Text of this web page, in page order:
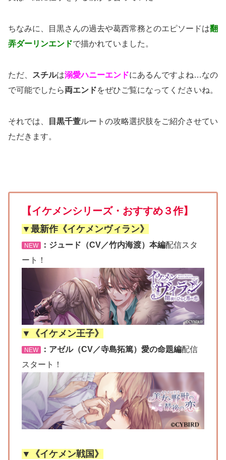
ちなみに、目黒さんの過去や葛西常務とのエピソードは翻
弄ダーリンエンドで描かれていました。
ただ、 スチルは溺愛ハニーエンドにあるんですよね…なの
で可能でしたら両エンドをぜひご覧になってくださいね。
それでは、 目黒千萱ルートの攻略選択肢をご紹介させてい
ただきます。
【イケメンシリーズ・おすすめ３作】
▼最新作《イケメンヴィラン》
NEW ：ジュード（CV／竹内海渡）本編配信スタ
ート！
▼《イケメン王子》
NEW ：アゼル（CV／寺島拓篤）愛の命題編配信
スタート！
▼《イケメン戦国》